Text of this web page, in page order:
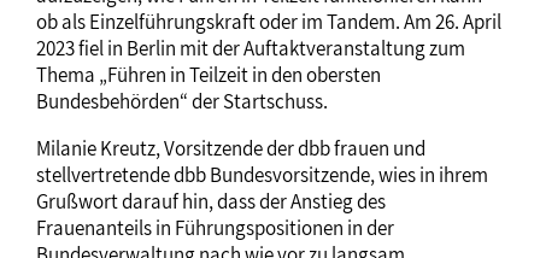
ob als Einzelführungskraft oder im Tandem. Am 26. April
2023 fiel in Berlin mit der Auftaktveranstaltung zum
Thema „Führen in Teilzeit in den obersten
Bundesbehörden“ der Startschuss.
Milanie Kreutz, Vorsitzende der dbb frauen und
stellvertretende dbb Bundesvorsitzende, wies in ihrem
Grußwort darauf hin, dass der Anstieg des
Frauenanteils in Führungspositionen in der